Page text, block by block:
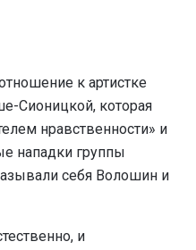
к артистке
Сионицкой, которая
нравственности» и
нападки группы
себя Волошин и
и